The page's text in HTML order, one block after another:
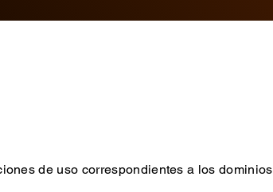
de uso correspondientes a los dominios